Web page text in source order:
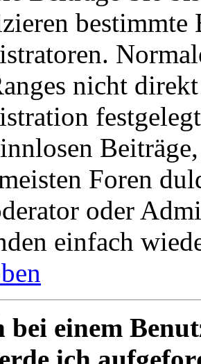
bestimmte
nicht
Foren
oder
einfach
bei einem